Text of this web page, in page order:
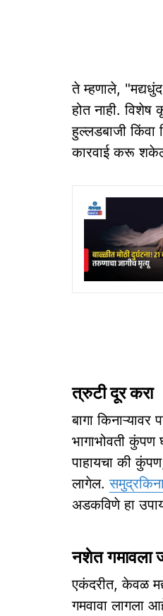
ते म्हणाले,
होत नाही.
हुल्लडबाजी किंवा
कारवाई करू
त्रुटी दूर करा
बागा
भागाभोवती
पाहायचा की
लागेल.
अडकविणे हा
नशेत गमावला
एकंदरीत, केवळ
गमवावा लागला